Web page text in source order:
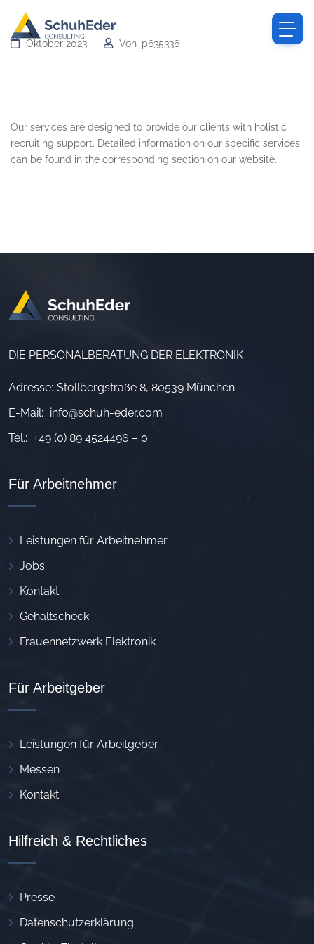
Oktober 2023 Von p635336
Our services are designed to provide our clients with holistic
recruiting support. Detailed information on our specific services
can be found in the corresponding section on our website.
DIE PERSONALBERATUNG DER ELEKTRONIK
Adresse: Stollbergstraße 8, 80539 München
E-Mail: info@schuh-eder.com
Tel.: +49 (0) 89 4524496 – 0
Für Arbeitnehmer
Leistungen für Arbeitnehmer
Jobs
Kontakt
Gehaltscheck
Frauennetzwerk Elektronik
Für Arbeitgeber
Leistungen für Arbeitgeber
Messen
Kontakt
Hilfreich & Rechtliches
Presse
Datenschutzerklärung